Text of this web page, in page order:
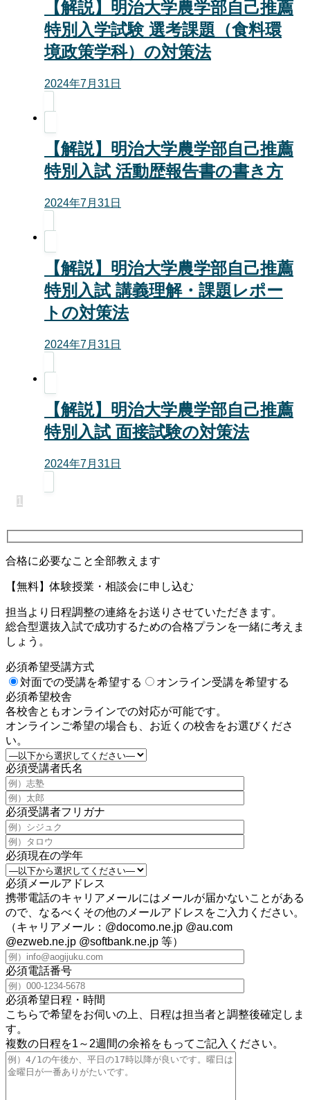
【解説】明治大学農学部自己推薦
特別入学試験 選考課題（食料環
境政策学科）の対策法
2024年7月31日
【解説】明治大学農学部自己推薦
特別入試 活動歴報告書の書き方
2024年7月31日
【解説】明治大学農学部自己推薦
特別入試 講義理解・課題レポー
トの対策法
2024年7月31日
【解説】明治大学農学部自己推薦
特別入試 面接試験の対策法
2024年7月31日
1
合格に必要なこと全部教えます
【無料】体験授業・相談会に申し込む
担当より日程調整の連絡をお送りさせていただきます。
総合型選抜入試で成功するための合格プランを一緒に考えま
しょう。
必須希望受講方式
対面での受講を希望する
オンライン受講を希望する
必須希望校舎
各校舎ともオンラインでの対応が可能です。
オンラインご希望の場合も、お近くの校舎をお選びくださ
い。
必須受講者氏名
必須受講者フリガナ
必須現在の学年
必須 メールアドレス
携帯電話のキャリアメールにはメールが届かないことがある
ので、なるべくその他のメールアドレスをご入力ください。
（キャリアメール：@docomo.ne.jp @au.com
@ezweb.ne.jp @softbank.ne.jp 等）
必須電話番号
必須希望日程・時間
こちらで希望をお伺いの上、日程は担当者と調整後確定しま
す。
複数の日程を1～2週間の余裕をもってご記入ください。